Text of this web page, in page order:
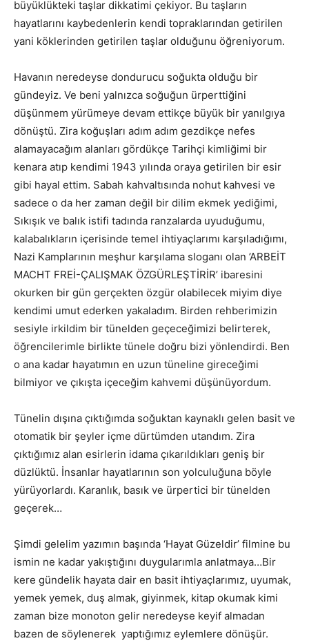
büyüklükteki taşlar dikkatimi çekiyor. Bu taşların
hayatlarını kaybedenlerin kendi topraklarından getirilen
yani köklerinden getirilen taşlar olduğunu öğreniyorum.
Havanın neredeyse dondurucu soğukta olduğu bir
gündeyiz. Ve beni yalnızca soğuğun ürperttiğini
düşünmem yürümeye devam ettikçe büyük bir yanılgıya
dönüştü. Zira koğuşları adım adım gezdikçe nefes
alamayacağım alanları gördükçe Tarihçi kimliğimi bir
kenara atıp kendimi 1943 yılında oraya getirilen bir esir
gibi hayal ettim. Sabah kahvaltısında nohut kahvesi ve
sadece o da her zaman değil bir dilim ekmek yediğimi,
Sıkışık ve balık istifi tadında ranzalarda uyuduğumu,
kalabalıkların içerisinde temel ihtiyaçlarımı karşıladığımı,
Nazi Kamplarının meşhur karşılama sloganı olan ’ARBEİT
MACHT FREİ-ÇALIŞMAK ÖZGÜRLEŞTİRİR’ ibaresini
okurken bir gün gerçekten özgür olabilecek miyim diye
kendimi umut ederken yakaladım. Birden rehberimizin
sesiyle irkildim bir tünelden geçeceğimizi belirterek,
öğrencilerimle birlikte tünele doğru bizi yönlendirdi. Ben
o ana kadar hayatımın en uzun tüneline gireceğimi
bilmiyor ve çıkışta içeceğim kahvemi düşünüyordum.
Tünelin dışına çıktığımda soğuktan kaynaklı gelen basit ve
otomatik bir şeyler içme dürtümden utandım. Zira
çıktığımız alan esirlerin idama çıkarıldıkları geniş bir
düzlüktü. İnsanlar hayatlarının son yolculuğuna böyle
yürüyorlardı. Karanlık, basık ve ürpertici bir tünelden
geçerek…
Şimdi gelelim yazımın başında ‘Hayat Güzeldir’ filmine bu
ismin ne kadar yakıştığını duygularımla anlatmaya…Bir
kere gündelik hayata dair en basit ihtiyaçlarımız, uyumak,
yemek yemek, duş almak, giyinmek, kitap okumak kimi
zaman bize monoton gelir neredeyse keyif almadan
bazen de söylenerek yaptığımız eylemlere dönüşür.